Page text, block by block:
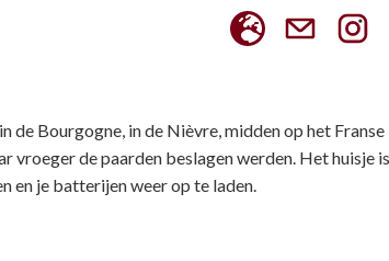
de Bourgogne, in de Nièvre, midden op het Franse
vroeger de paarden beslagen werden. Het huisje
en je batterijen weer op te laden.